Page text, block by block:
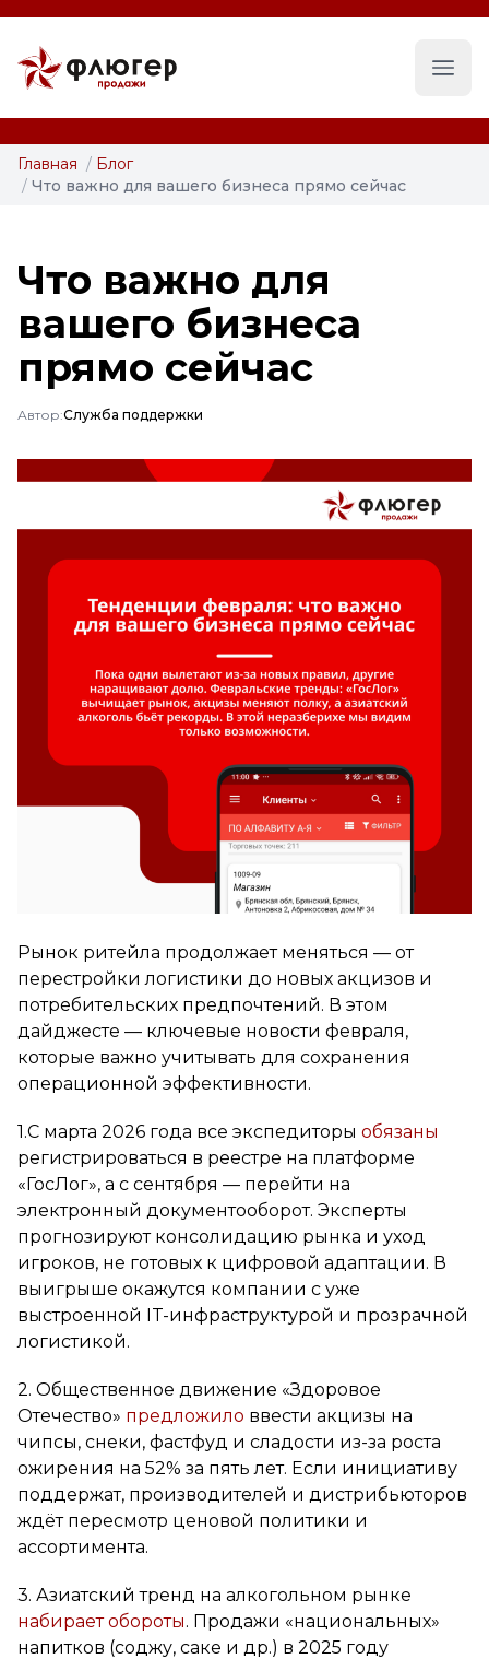
Главная / Блог
/ Что важно для вашего бизнеса прямо сейчас
Что важно для
вашего бизнеса
прямо сейчас
Автор:Служба поддержки
Рынок ритейла продолжает меняться — от
перестройки логистики до новых акцизов и
потребительских предпочтений. В этом
дайджесте — ключевые новости февраля,
которые важно учитывать для сохранения
операционной эффективности.
1.С марта 2026 года все экспедиторы обязаны
регистрироваться в реестре на платформе
«ГосЛог», а с сентября — перейти на
электронный документооборот. Эксперты
прогнозируют консолидацию рынка и уход
игроков, не готовых к цифровой адаптации. В
выигрыше окажутся компании с уже
выстроенной IT-инфраструктурой и прозрачной
логистикой.
2. Общественное движение «Здоровое
Отечество» предложило ввести акцизы на
чипсы, снеки, фастфуд и сладости из-за роста
ожирения на 52% за пять лет. Если инициативу
поддержат, производителей и дистрибьюторов
ждёт пересмотр ценовой политики и
ассортимента.
3. Азиатский тренд на алкогольном рынке
набирает обороты. Продажи «национальных»
напитков (соджу, саке и др.) в 2025 году